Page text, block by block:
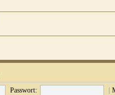
Passwort: |